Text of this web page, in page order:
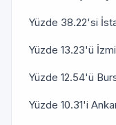
Yüzde 38.22'si
Yüzde 13.23'ü
Yüzde 12.54'ü
Yüzde 10.31'i